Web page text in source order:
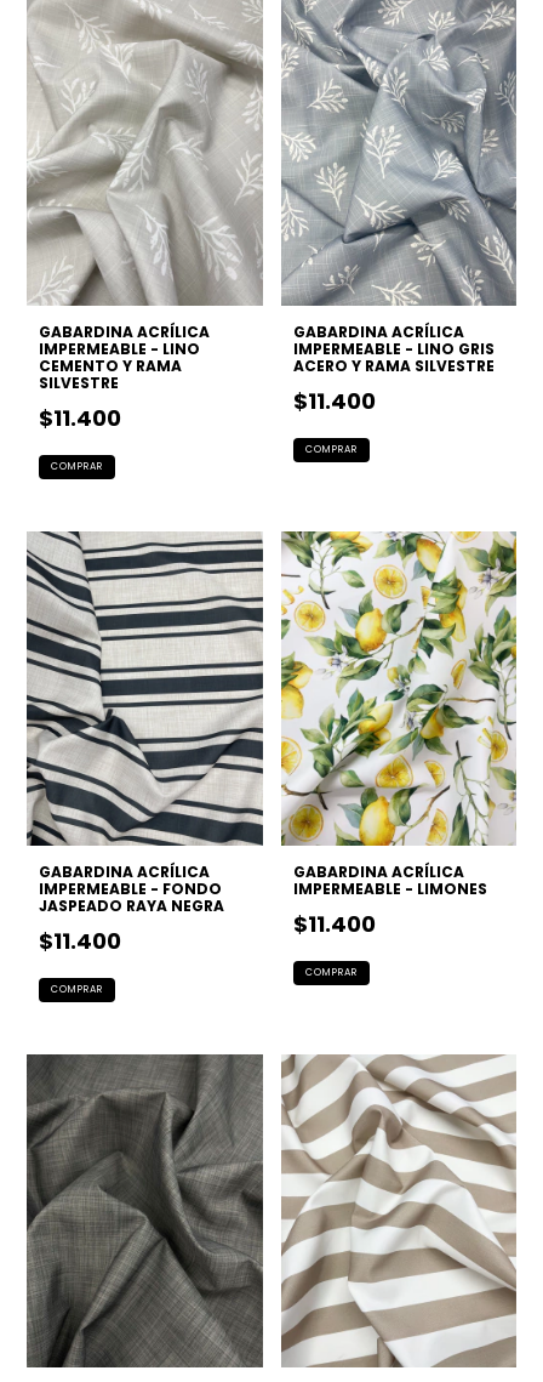
GABARDINA ACRÍLICA
IMPERMEABLE - LINO
CEMENTO Y RAMA
SILVESTRE
$11.400
GABARDINA ACRÍLICA
IMPERMEABLE - LINO GRIS
ACERO Y RAMA SILVESTRE
$11.400
GABARDINA ACRÍLICA
IMPERMEABLE - FONDO
JASPEADO RAYA NEGRA
$11.400
GABARDINA ACRÍLICA
IMPERMEABLE - LIMONES
$11.400